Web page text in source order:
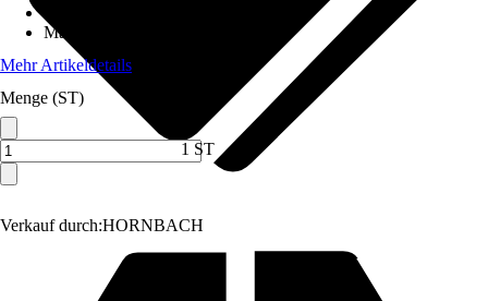
Verkauf durch:HORNBACH
Material
Mehr Artikeldetails
Menge (ST)
1 ST